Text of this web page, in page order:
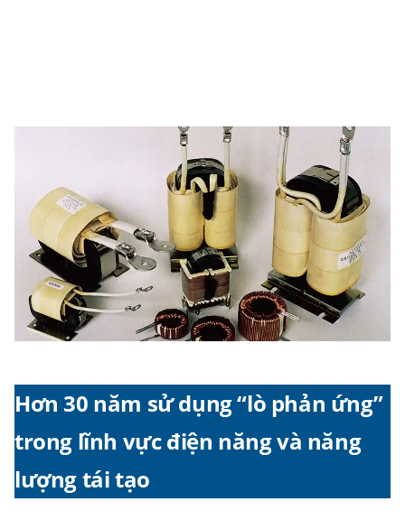
Hơn 30 năm sử dụng “lò phản ứng”
trong lĩnh vực điện năng và năng
lượng tái tạo